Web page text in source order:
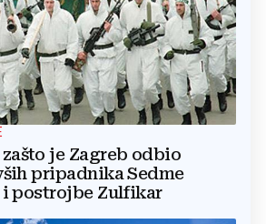
je Zagreb odbio
pripadnika Sedme
i postrojbe Zulfikar